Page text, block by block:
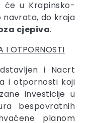
će u Krapinsko-
navrata, do kraja
cjepiva.
I OTPORNOSTI
i Nacrt
i otpornosti koji
investicije u
bespovratnih
planom